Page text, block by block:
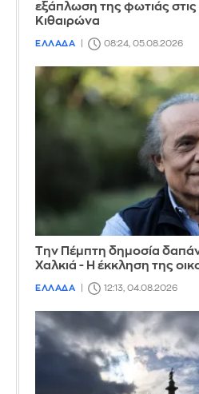
εξάπλωση της φωτιάς στις
Κιθαιρώνα
ΕΛΛΑΔΑ 08:24, 05.08.2026
Την Πέμπτη δημοσία
Χαλκιά - Η έκκληση της
ΕΛΛΑΔΑ 12:13, 04.08.2026